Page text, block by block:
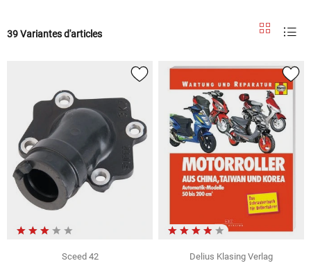
39 Variantes d'articles
Sceed 42
Delius Klasing Verlag